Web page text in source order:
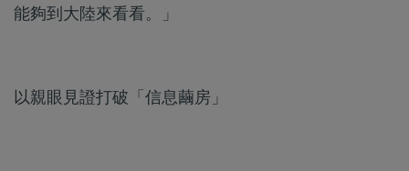
能夠到大陸來看看。」
以親眼見證打破「信息繭房」